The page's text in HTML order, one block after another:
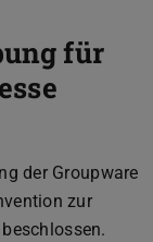
für
der Groupware
zur